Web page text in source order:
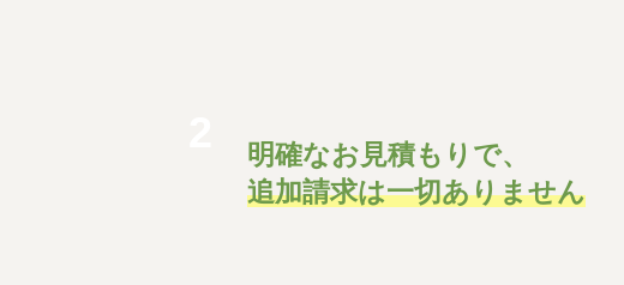
明確なお見積もりで、
追加請求は一切ありません